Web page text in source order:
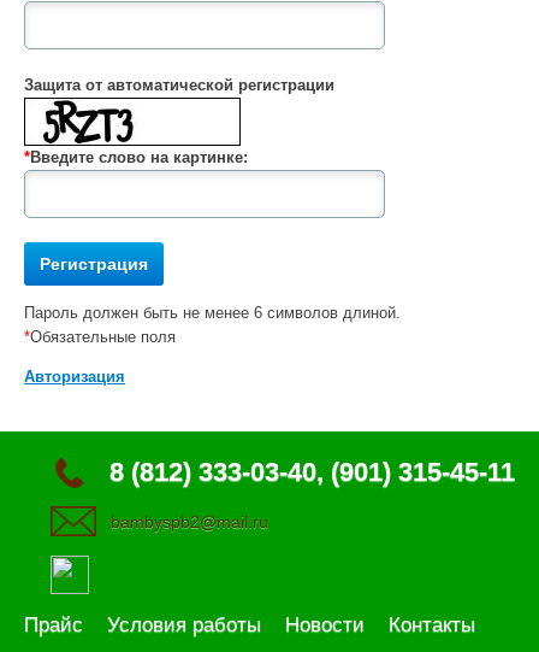
Защита от автоматической регистрации
*Введите слово на картинке:
Пароль должен быть не менее 6 символов длиной.
*Обязательные поля
Авторизация
8 (812) 333-03-40, (901) 315-45-11
bambyspb2@mail.ru
Прайс Условия работы Новости Контакты